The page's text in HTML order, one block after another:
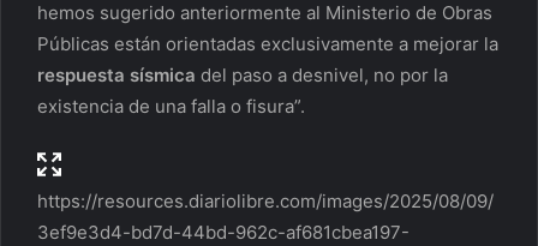
hemos sugerido anteriormente al Ministerio de Obras
Públicas están orientadas exclusivamente a mejorar la
respuesta sísmica del paso a desnivel, no por la
existencia de una falla o fisura”.
https://resources.diariolibre.com/images/2025/08/09/
3ef9e3d4-bd7d-44bd-962c-af681cbea197-